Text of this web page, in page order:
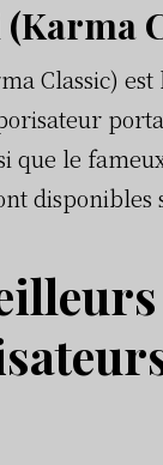
Classic)
que le
disponibles